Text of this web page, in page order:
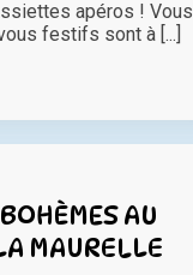
apéros ! Vous
festifs sont à [...]
AU
MAURELLE